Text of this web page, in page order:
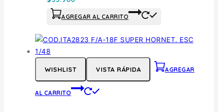
AGREGAR AL CARRITO
WISHLIST VISTA RÁPIDA AGREGAR
AL CARRITO